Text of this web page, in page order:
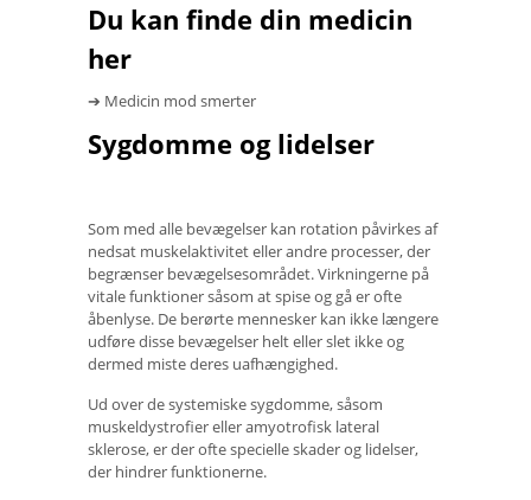
Du kan finde din medicin
her
➔ Medicin mod smerter
Sygdomme og lidelser
Som med alle bevægelser kan rotation påvirkes af
nedsat muskelaktivitet eller andre processer, der
begrænser bevægelsesområdet. Virkningerne på
vitale funktioner såsom at spise og gå er ofte
åbenlyse. De berørte mennesker kan ikke længere
udføre disse bevægelser helt eller slet ikke og
dermed miste deres uafhængighed.
Ud over de systemiske sygdomme, såsom
muskeldystrofier eller amyotrofisk lateral
sklerose, er der ofte specielle skader og lidelser,
der hindrer funktionerne.